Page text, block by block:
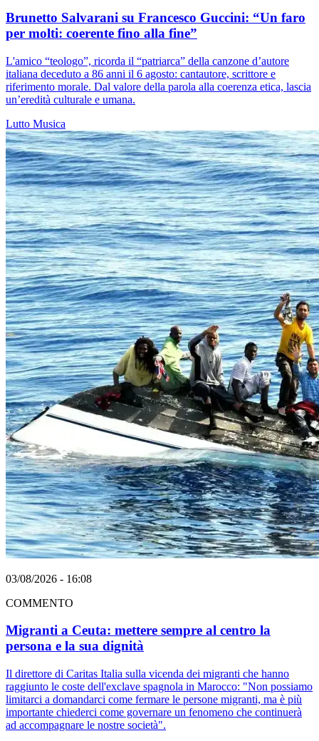
Brunetto Salvarani su Francesco Guccini: “Un faro
per molti: coerente fino alla fine”
L'amico “teologo”, ricorda il “patriarca” della canzone d’autore
italiana deceduto a 86 anni il 6 agosto: cantautore, scrittore e
riferimento morale. Dal valore della parola alla coerenza etica, lascia
un’eredità culturale e umana.
Lutto Musica
03/08/2026 - 16:08
COMMENTO
Migranti a Ceuta: mettere sempre al centro la
persona e la sua dignità
Il direttore di Caritas Italia sulla vicenda dei migranti che hanno
raggiunto le coste dell'exclave spagnola in Marocco: "Non possiamo
limitarci a domandarci come fermare le persone migranti, ma è più
importante chiederci come governare un fenomeno che continuerà
ad accompagnare le nostre società".